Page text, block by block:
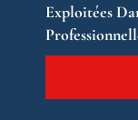
Exploitées